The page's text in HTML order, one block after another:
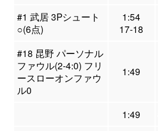
#1 武居 3Pシュート
○(6点)
1:54
17-18
#18 昆野 パーソナル
ファウル(2-4:0) フリ
ースローオンファウ
ル0
1:49
1:49